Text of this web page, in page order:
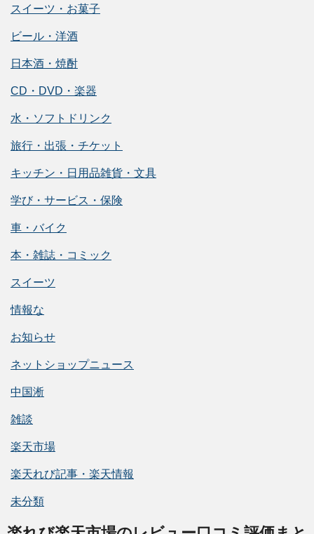
スイーツ・お菓子
ビール・洋酒
日本酒・焼酎
CD・DVD・楽器
水・ソフトドリンク
旅行・出張・チケット
キッチン・日用品雑貨・文具
学び・サービス・保険
車・バイク
本・雑誌・コミック
スイーツ
情報な
お知らせ
ネットショップニュース
中国淅
雑談
楽天市場
楽天れび記事・楽天情報
未分類